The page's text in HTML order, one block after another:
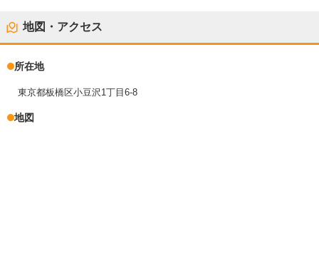
地図・アクセス
所在地
東京都板橋区小豆沢1丁目6-8
地図